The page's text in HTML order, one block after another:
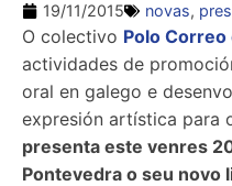
19/11/2015 novas,
O colectivo Polo Correo
actividades de
oral en galego e
expresión artística para
presenta este venres
Pontevedra o seu novo